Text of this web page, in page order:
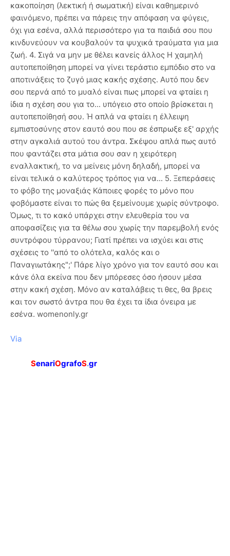
κακοποίηση (λεκτική ή σωματική) είναι καθημερινό
φαινόμενο, πρέπει να πάρεις την απόφαση να φύγεις,
όχι για εσένα, αλλά περισσότερο για τα παιδιά σου που
κινδυνεύουν να κουβαλούν τα ψυχικά τραύματα για μια
ζωή. 4. Σιγά να μην με θέλει κανείς άλλος Η χαμηλή
αυτοπεποίθηση μπορεί να γίνει τεράστιο εμπόδιο στο να
αποτινάξεις το ζυγό μιας κακής σχέσης. Αυτό που δεν
σου περνά από το μυαλό είναι πως μπορεί να φταίει η
ίδια η σχέση σου για το... υπόγειο στο οποίο βρίσκεται η
αυτοπεποίθησή σου. Ή απλά να φταίει η έλλειψη
εμπιστοσύνης στον εαυτό σου που σε έσπρωξε εξ' αρχής
στην αγκαλιά αυτού του άντρα. Σκέψου απλά πως αυτό
που φαντάζει στα μάτια σου σαν η χειρότερη
εναλλακτική, το να μείνεις μόνη δηλαδή, μπορεί να
είναι τελικά ο καλύτερος τρόπος για να... 5. Ξεπεράσεις
το φόβο της μοναξιάς Κάποιες φορές το μόνο που
φοβόμαστε είναι το πώς θα ξεμείνουμε χωρίς σύντροφο.
Όμως, τι το κακό υπάρχει στην ελευθερία του να
αποφασίζεις για τα θέλω σου χωρίς την παρεμβολή ενός
συντρόφου τύρρανου; Γιατί πρέπει να ισχύει και στις
σχέσεις το ''από το ολότελα, καλός και ο
Παναγιωτάκης";' Πάρε λίγο χρόνο για τον εαυτό σου και
κάνε όλα εκείνα που δεν μπόρεσες όσο ήσουν μέσα
στην κακή σχέση. Μόνο αν καταλάβεις τι θες, θα βρεις
και τον σωστό άντρα που θα έχει τα ίδια όνειρα με
εσένα. womenonly.gr
Via
SenariOgrafoS.gr